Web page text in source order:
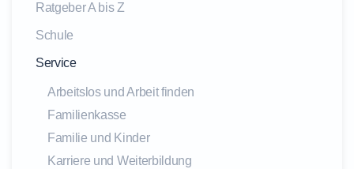
Ratgeber A bis Z
Schule
Service
Arbeitslos und Arbeit finden
Familienkasse
Familie und Kinder
Karriere und Weiterbildung